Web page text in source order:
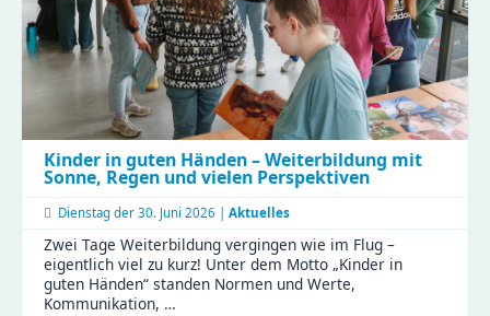
Kinder in guten Händen – Weiterbildung mit
Sonne, Regen und vielen Perspektiven
Dienstag der 30. Juni 2026 | Aktuelles
Zwei Tage Weiterbildung vergingen wie im Flug –
eigentlich viel zu kurz! Unter dem Motto „Kinder in
guten Händen“ standen Normen und Werte,
Kommunikation, …